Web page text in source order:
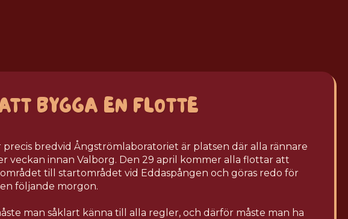
BYGGA EN FLOTTE
bredvid Ångströmlaboratoriet är platsen där alla rännare
veckan innan Valborg. Den 29 april kommer alla flottar att
till startområdet vid Eddaspången och göras redo för
följande morgon.
man såklart känna till alla regler, och därför måste man ha